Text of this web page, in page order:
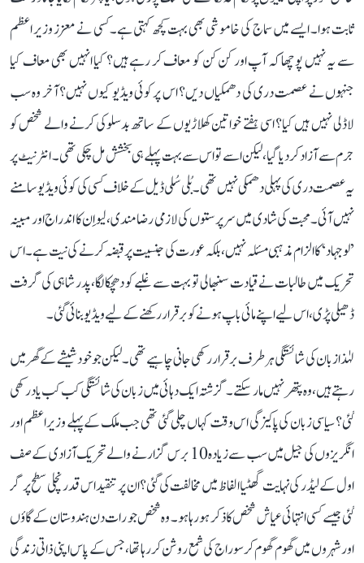
ثابت ہوا۔ ایسے میں سماج کی خاموشی بھی بہت کچھ کہتی ہے۔ کسی نے معزز وزیر اعظم
سے یہ نہیں پوچھا کہ آپ اور کن کن کو معاف کر رہے ہیں؟ کیا انہیں بھی معاف کیا
جنہوں نے عصمت دری کی دھمکیاں دیں؟ اس پر کوئی ویڈیو کیوں نہیں؟ آخر وہ سب
لاڈلی نہیں ہیں کیا؟ اسی ہفتے خواتین کھلاڑیوں کے ساتھ بدسلوکی کرنے والے شخص کو
جرم سے آزاد کر دیا گیا، لیکن اسے تو اس سے بہت پہلے ہی بخشش مل چکی تھی۔ انٹرنیٹ پر
یہ عصمت دری کی پہلی دھمکی نہیں تھی۔ بُلی سُلی ڈیل کے خلاف کسی کی کوئی ویڈیو سامنے
نہیں آئی۔ محبت کی شادی میں سرپرستوں کی لازمی رضامندی، لیو اِن کا اندراج اور مبینہ
’لو جہاد‘ کا الزام مذہبی مسئلہ نہیں، بلکہ عورت کی جنسیت پر قبضہ کرنے کی نیت ہے۔ اس
تحریک میں طالبات نے قیادت سنبھالی تو بہت سے غلبے کو دھچکا لگا، پدر شاہی کی گرفت
ڈھیلی پڑی، اس لیے اپنے مائی باپ ہونے کو برقرار رکھنے کے لیے ویڈیو بنائی گئی۔
لہٰذا زبان کی شائستگی ہر طرف برقرار رکھی جانی چاہیے تھی۔ لیکن جو خود شیشے کے گھر میں
رہتے ہیں، وہ پتھر نہیں مار سکتے۔ گزشتہ ایک دہائی میں زبان کی شائستگی کب کب یاد رکھی
گئی؟ سیاسی زبان کی پاکیزگی اس وقت کہاں چلی گئی تھی جب ملک کے پہلے وزیر اعظم اور
انگریزوں کی جیل میں سب سے زیادہ 10 برس گزارنے والے تحریک آزادی کے صف
اول کے لیڈر کی نہایت گھٹیا الفاظ میں مخالفت کی گئی؟ ان پر تنقید اس قدر نچلی سطح پر گر
گئی جیسے کسی انتہائی عیاش شخص کا ذکر ہو رہا ہو۔ وہ شخص جو رات دن ہندوستان کے گاؤں
اور شہروں میں گھوم گھوم کر سوراج کی شمع روشن کر رہا تھا، جس کے پاس اپنی ذاتی زندگی